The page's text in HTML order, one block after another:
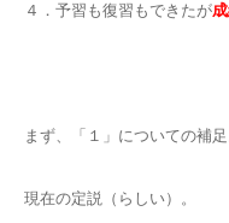
４．予習も復習もできたが
まず、「１」についての補足
現在の定説（らしい）。